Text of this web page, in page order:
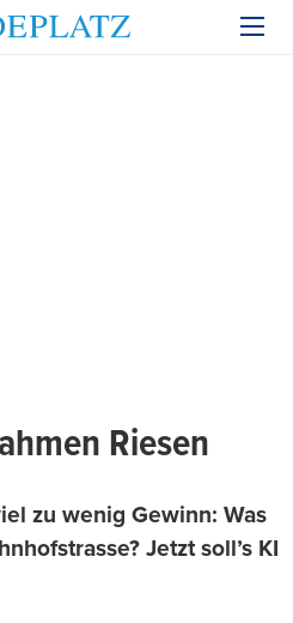
Riesen
zu wenig Gewinn: Was
Jetzt soll’s KI